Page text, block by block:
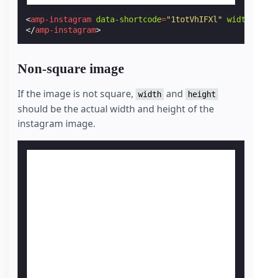
<amp-instagram data-shortcode="1totVhIFXl" width
</amp-instagram>
Non-square image
If the image is not square, width and height
should be the actual width and height of the
instagram image.